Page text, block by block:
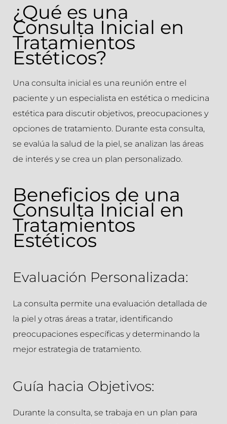
¿Qué es una
Consulta Inicial en
Tratamientos
Estéticos?
Una consulta inicial es una reunión entre el
paciente y un especialista en estética o medicina
estética para discutir objetivos, preocupaciones y
opciones de tratamiento. Durante esta consulta,
se evalúa la salud de la piel, se analizan las áreas
de interés y se crea un plan personalizado.
Beneficios de una
Consulta Inicial en
Tratamientos
Estéticos
Evaluación Personalizada:
La consulta permite una evaluación detallada de
la piel y otras áreas a tratar, identificando
preocupaciones específicas y determinando la
mejor estrategia de tratamiento.
Guía hacia Objetivos:
Durante la consulta, se trabaja en un plan para